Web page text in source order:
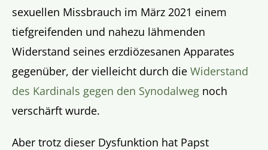
sexuellen Missbrauch im März 2021 einem
tiefgreifenden und nahezu lähmenden
Widerstand seines erzdiözesanen Apparates
gegenüber, der vielleicht durch die Widerstand
des Kardinals gegen den Synodalweg noch
verschärft wurde.
Aber trotz dieser Dysfunktion hat Papst